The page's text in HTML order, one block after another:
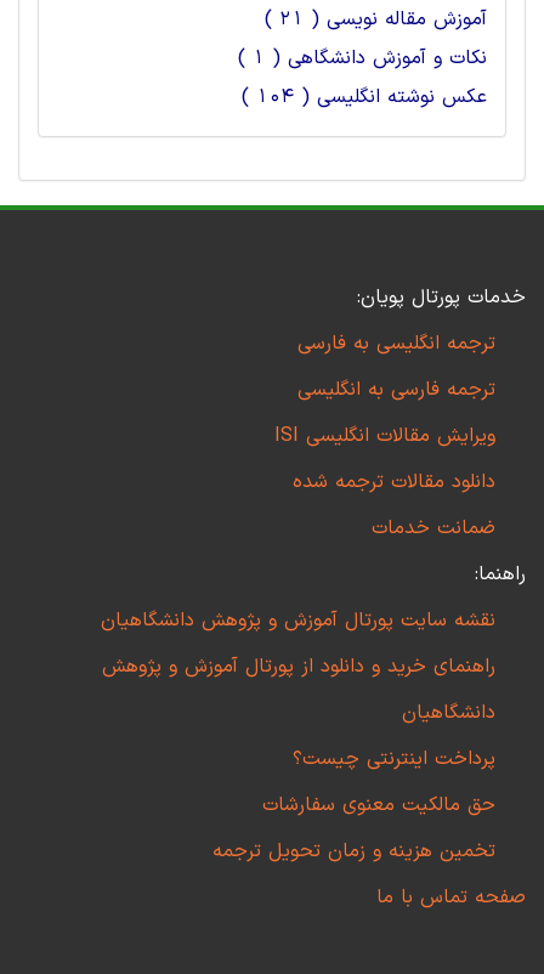
آموزش مقاله نویسی ( 21 )
نکات و آموزش دانشگاهی ( 1 )
عکس نوشته انگلیسی ( 104 )
خدمات پورتال پویان:
ترجمه انگلیسی به فارسی
ترجمه فارسی به انگلیسی
ویرایش مقالات انگلیسی ISI
دانلود مقالات ترجمه شده
ضمانت خدمات
راهنما:
نقشه سایت پورتال آموزش و پژوهش دانشگاهیان
راهنمای خرید و دانلود از پورتال آموزش و پژوهش
دانشگاهیان
پرداخت اینترنتی چیست؟
حق مالکیت معنوی سفارشات
تخمین هزینه و زمان تحویل ترجمه
صفحه تماس با ما